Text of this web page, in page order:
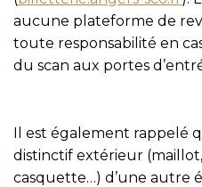
aucune plateforme de
toute responsabilité en
du scan aux portes
Il est également rappelé
distinctif extérieur
casquette…) d’une autre